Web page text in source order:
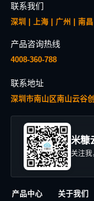
联系我们
深圳 | 上海 | 广州 | 南昌
产品咨询热线
4008-360-788
联系地址
深圳市南山区南山云谷
米糠
关注我
产品中心 关于我们